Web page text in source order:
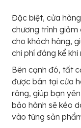
Đặc biệt, cửa
chương trình giảm
cho khách hàng,
chi phí đáng kể khi
Bên cạnh đó, tất
được bán tại cửa
ràng, giúp bạn
bảo hành sẽ kéo
vào từng sản